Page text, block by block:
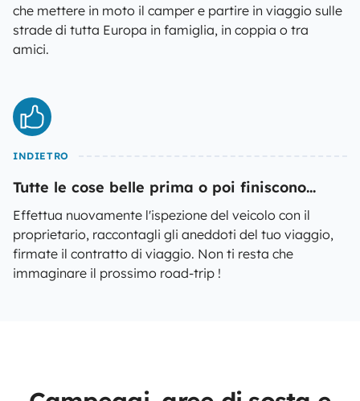
che mettere in moto il camper e partire in viaggio sulle
strade di tutta Europa in famiglia, in coppia o tra
amici.
INDIETRO
Tutte le cose belle prima o poi finiscono...
Effettua nuovamente l'ispezione del veicolo con il
proprietario, raccontagli gli aneddoti del tuo viaggio,
firmate il contratto di viaggio. Non ti resta che
immaginare il prossimo road-trip !